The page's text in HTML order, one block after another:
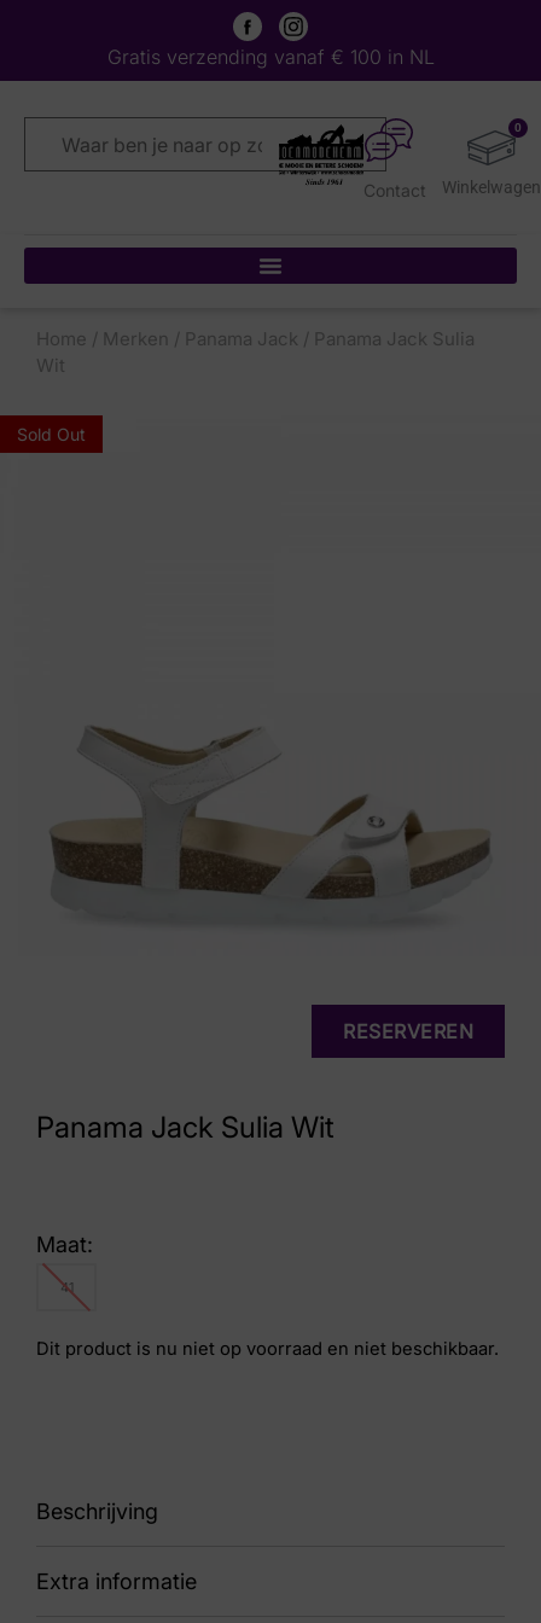
Gratis verzending vanaf € 100 in NL
0
Contact
Home / Merken / Panama Jack / Panama Jack Sulia
Wit
Sold Out
Panama Jack Sulia Wit
RESERVEREN
Maat:
41
Dit product is nu niet op voorraad en niet beschikbaar.
Beschrijving
sandaal
Extra informatie